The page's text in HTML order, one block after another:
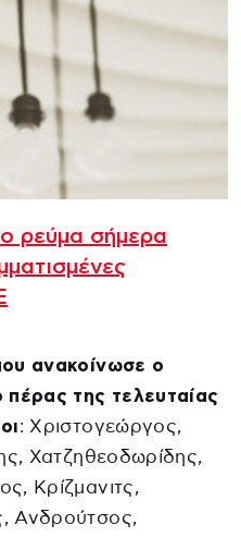
ρεύμα σήμερα
ανακοίνωσε ο
πέρας της τελευταίας
: Χριστογεώργος,
Χατζηθεοδωρίδης,
Κρίζμανιτς,
Ανδρούτσος,